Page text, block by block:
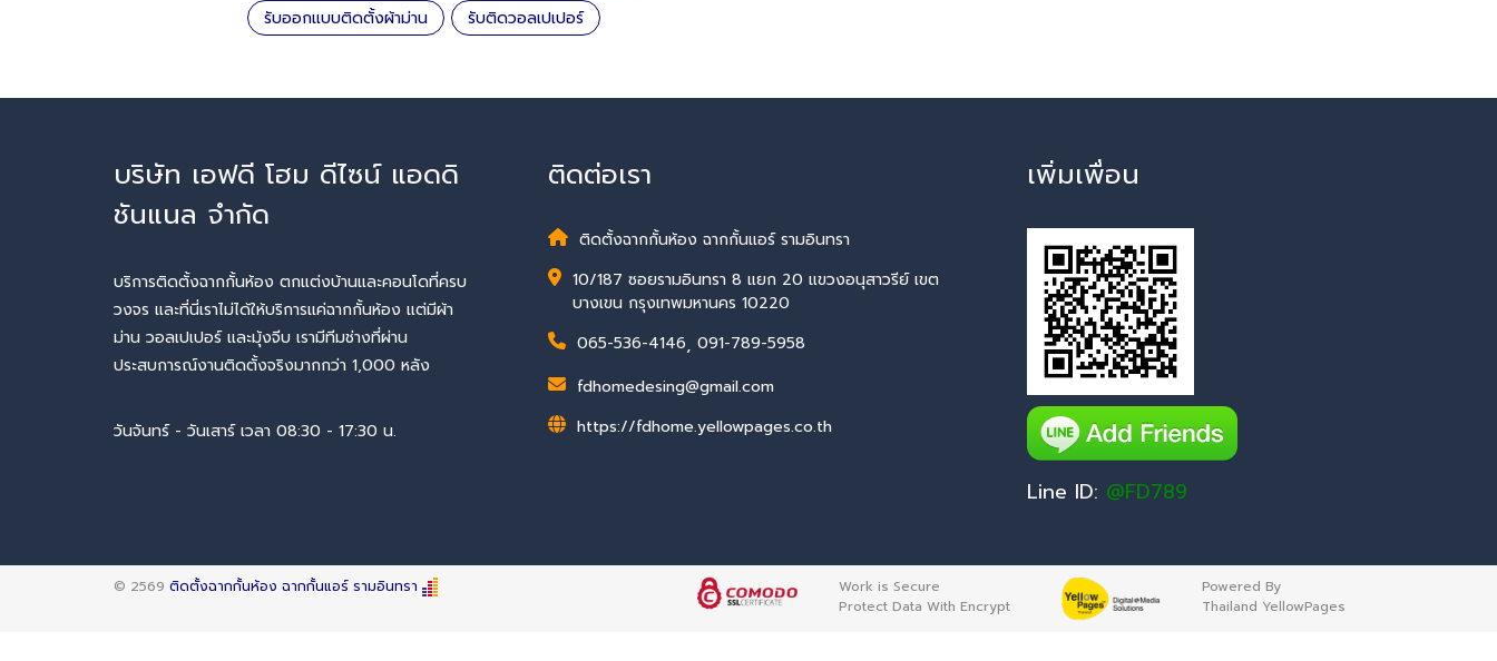
รับออกแบบติดตั้งผ้าม่าน รับติดวอลเปเปอร์
บริษัท เอฟดี โฮม ดีไซน์ แอดดิ
ชันแนล จำกัด
บริการติดตั้งฉากกั้นห้อง ตกแต่งบ้านและคอนโดที่ครบ
วงจร และที่นี่เราไม่ได้ให้บริการแค่ฉากกั้นห้อง แต่มีผ้า
ม่าน วอลเปเปอร์ และมุ้งจีบ เรามีทีมช่างที่ผ่าน
ประสบการณ์งานติดตั้งจริงมากกว่า 1,000 หลัง
วันจันทร์ - วันเสาร์ เวลา 08:30 - 17:30 น.
ติดต่อเรา
ติดตั้งฉากกั้นห้อง ฉากกั้นแอร์ รามอินทรา
10/187 ซอยรามอินทรา 8 แยก 20 แขวงอนุสาวรีย์ เขต
บางเขน กรุงเทพมหานคร 10220
065-536-4146, 091-789-5958
fdhomedesing@gmail.com
https://fdhome.yellowpages.co.th
เพิ่มเพื่อน
Line ID: @FD789
© 2569 ติดตั้งฉากกั้นห้อง ฉากกั้นแอร์ รามอินทรา
Work is Secure
Protect Data With Encrypt
Powered By
Thailand YellowPages